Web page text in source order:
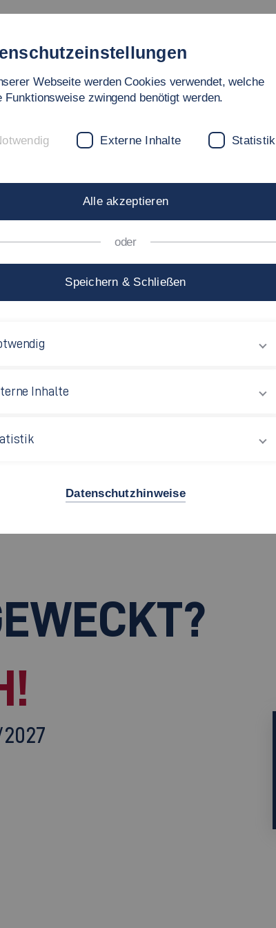
Stange bezeichnet. Die Langhantel kannst
mit Gewichtsscheiben ausstatten.
welches gezielte Muskelgruppen trainiert
ist. Es werden viele Übungen durchgeführt,
sowie den Muskelaufbau deutlich steigern.
Webseite werden Cookies verwendet, welche
Funktionsweise zwingend benötigt werden.
Externe Inhalte Statistik
Alle akzeptieren
oder
Speichern & Schließen
Inhalte
Datenschutzhinweise